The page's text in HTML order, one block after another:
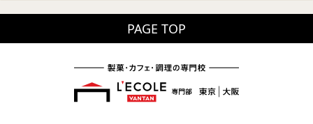
PAGE TOP